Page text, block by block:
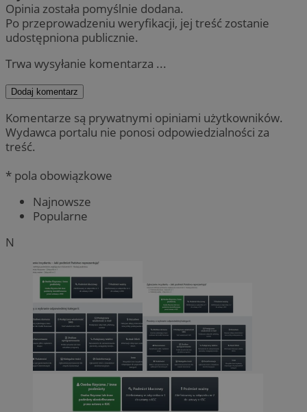
Opinia została pomyślnie dodana.
Po przeprowadzeniu weryfikacji, jej treść zostanie
udostępniona publicznie.
Trwa wysyłanie komentarza ...
Dodaj komentarz
Komentarze są prywatnymi opiniami użytkowników.
Wydawca portalu nie ponosi odpowiedzialności za
treść.
* pola obowiązkowe
Najnowsze
Popularne
N